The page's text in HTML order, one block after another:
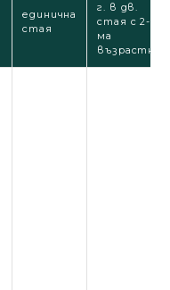
единична
стая
г. в дв.
стая с 2-
ма
възрастни